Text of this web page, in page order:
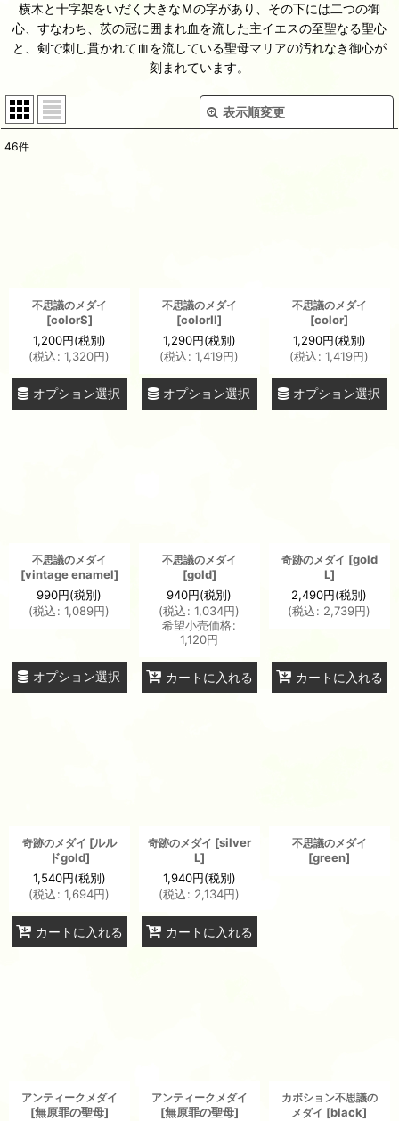
横木と十字架をいだく大きなＭの字があり、その下には二つの御
心、すなわち、茨の冠に囲まれ血を流した主イエスの至聖なる聖心
と、剣で刺し貫かれて血を流している聖母マリアの汚れなき御心が
刻まれています。
表示順変更
46件
不思議のメダイ
[colorS]
1,200円(税別)
(税込: 1,320円)
オプション選択
不思議のメダイ
[colorII]
1,290円(税別)
(税込: 1,419円)
オプション選択
不思議のメダイ
[color]
1,290円(税別)
(税込: 1,419円)
オプション選択
不思議のメダイ
[vintage enamel]
990円(税別)
(税込: 1,089円)
オプション選択
不思議のメダイ
[gold]
940円(税別)
(税込: 1,034円)
希望小売価格:
1,120円
カートに入れる
奇跡のメダイ [gold
L]
2,490円(税別)
(税込: 2,739円)
カートに入れる
奇跡のメダイ [ルル
ドgold]
1,540円(税別)
(税込: 1,694円)
カートに入れる
奇跡のメダイ [silver
L]
1,940円(税別)
(税込: 2,134円)
カートに入れる
不思議のメダイ
[green]
アンティークメダイ
[無原罪の聖母]
アンティークメダイ
[無原罪の聖母]
カボション不思議の
メダイ [black]